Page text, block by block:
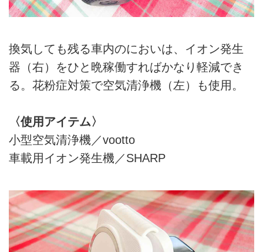
換気しても残る車内のにおいは、イオン発生
器（右）をひと晩稼働すればかなり軽減でき
る。花粉症対策で空気清浄機（左）も使用。
〈使用アイテム〉
小型空気清浄機／vootto
車載用イオン発生機／SHARP